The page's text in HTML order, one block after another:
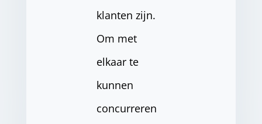
klanten zijn.
Om met
elkaar te
kunnen
concurreren